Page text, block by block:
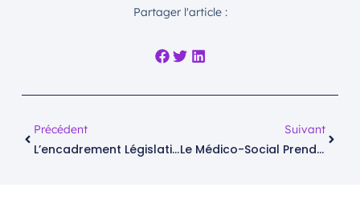
Partager l'article :
Précédent
L’encadrement Législatif De La Cybersécurité Dans Les Cabinets Médicaux
Suivant
Le Médico-Social Prend Le Virage Du Numérique – 2/2